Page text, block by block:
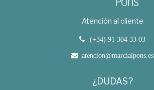
Atención al cliente
(+34) 91 304 33 03
atencion@marcialpons.es
¿DUDAS?